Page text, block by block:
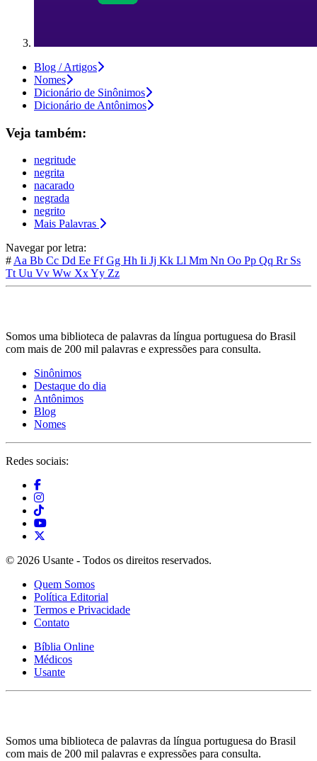
Blog / Artigos
Nomes
Dicionário de Sinônimos
Dicionário de Antônimos
Veja também:
negritude
negrita
nacarado
negrada
negrito
Mais Palavras
Navegar por letra:
#Aa Bb Cc Dd Ee FfGg Hh Ii Jj Kk Ll Mm Nn Oo Pp Qq Rr Ss
TtUu Vv Ww XxYy Zz
Somos uma biblioteca de palavras da língua portuguesa do Brasil
com mais de 200 mil palavras e expressões para consulta.
Sinônimos
Destaque do dia
Antônimos
Blog
Nomes
Redes sociais:
© 2026 Usante - Todos os direitos reservados.
Quem Somos
Política Editorial
Termos e Privacidade
Contato
Bíblia Online
Médicos
Usante
Somos uma biblioteca de palavras da língua portuguesa do Brasil
com mais de 200 mil palavras e expressões para consulta.